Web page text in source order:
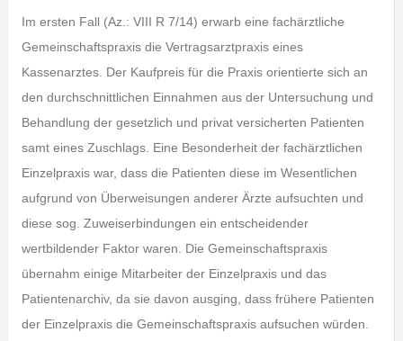
Im ersten Fall (Az.: VIII R 7/14) erwarb eine fachärztliche
Gemeinschaftspraxis die Vertragsarztpraxis eines
Kassenarztes. Der Kaufpreis für die Praxis orientierte sich an
den durchschnittlichen Einnahmen aus der Untersuchung und
Behandlung der gesetzlich und privat versicherten Patienten
samt eines Zuschlags. Eine Besonderheit der fachärztlichen
Einzelpraxis war, dass die Patienten diese im Wesentlichen
aufgrund von Überweisungen anderer Ärzte aufsuchten und
diese sog. Zuweiserbindungen ein entscheidender
wertbildender Faktor waren. Die Gemeinschaftspraxis
übernahm einige Mitarbeiter der Einzelpraxis und das
Patientenarchiv, da sie davon ausging, dass frühere Patienten
der Einzelpraxis die Gemeinschaftspraxis aufsuchen würden.